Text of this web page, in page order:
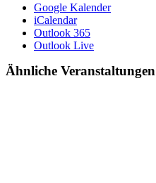
Google Kalender
iCalendar
Outlook 365
Outlook Live
Ähnliche Veranstaltungen